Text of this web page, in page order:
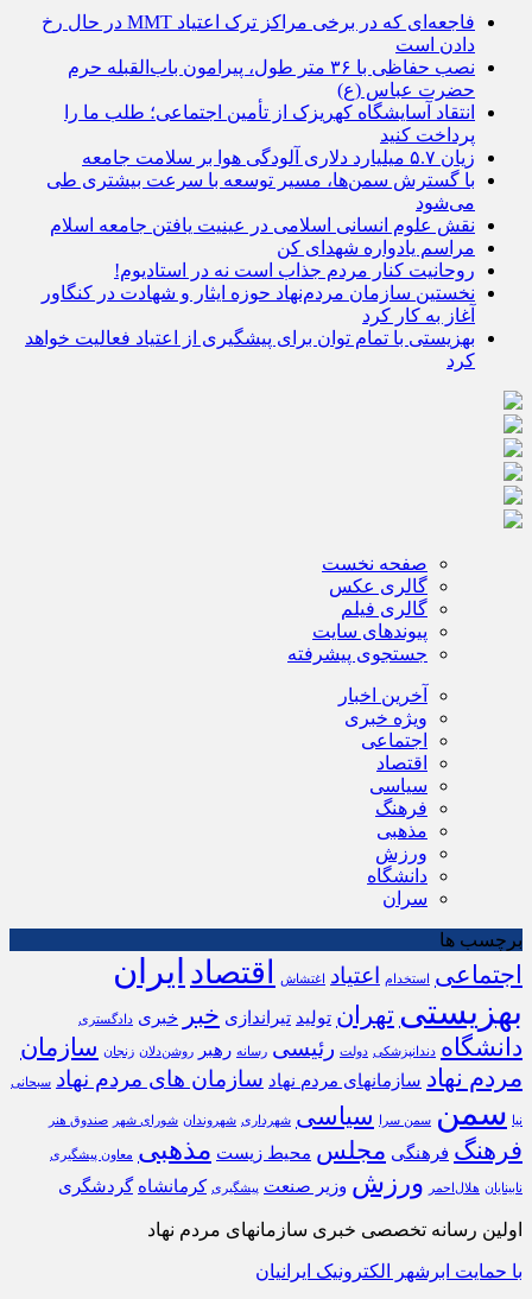
فاجعه‌ای که در برخی مراکز ترک اعتیاد MMT در حال رخ
دادن است
نصب حفاظی با ۳۶ متر طول، پیرامون باب‌القبله حرم
حضرت عباس (ع)
انتقاد آسایشگاه کهریزک از تأمین اجتماعی؛ طلب ما را
پرداخت کنید
زیان ۵.۷ میلیارد دلاری آلودگی هوا بر سلامت جامعه
با گسترش سمن‌ها، مسیر توسعه با سرعت بیشتری طی
می‌شود
نقش علوم انسانی اسلامی در عینیت یافتن جامعه اسلام
مراسم یادواره شهدای کن
روحانیت کنار مردم جذاب است نه در استادیوم!
نخستین سازمان مردم‌نهاد حوزه ایثار و شهادت در کنگاور
آغاز به کار کرد
بهزیستی با تمام توان برای پیشگیری از اعتیاد فعالیت خواهد
کرد
صفحه نخست
گالری عکس
گالری فیلم
پیوندهای سایت
جستجوی پیشرفته
آخرین اخبار
ویژه خبری
اجتماعی
اقتصاد
سیاسی
فرهنگ
مذهبی
ورزش
دانشگاه
سران
برچسب ها
اجتماعی استخدام اعتیاد اغتشاش اقتصاد ایران
بهزیستی تهران تولید تیراندازی خبر خبری دادگستری
دانشگاه دندانپزشکی دولت رئیسی رسانه رهبر روشن‌دلان زنجان سازمان
مردم نهاد سازمانهای مردم نهاد سازمان های مردم نهاد سبحانی
نیا سمن سمن سرا سیاسی شهرداری شهروندان شورای شهر صندوق هنر
فرهنگ فرهنگی مجلس محیط زیست مذهبی معاون پیشگیری
نابینایان هلال‌احمر ورزش وزیر صنعت پیشگیری کرمانشاه گردشگری
اولین رسانه تخصصی خبری سازمانهای مردم نهاد
با حمایت ابرشهر الکترونیک ایرانیان